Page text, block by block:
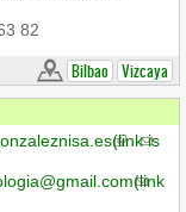
82
(link sends
Bilbao Vizcaya
(link is
(link